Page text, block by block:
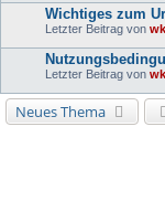
Wichtiges zum
Letzter Beitrag von
Letzter Beitrag von
Neues Thema